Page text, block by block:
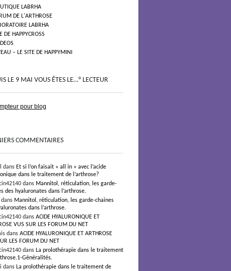
LABRHA
DE L'ARTHROSE
LABRHA
DE HAPPYCROSS
– LE SITE DE HAPPYMINI
LE 9 MAI VOUS ÊTES LE…° LECTEUR
COMMENTAIRES
dans Et si l’on faisait « all in » avec l’acide
dans le traitement de l’arthrose?
dans Mannitol, réticulation, les garde-
des hyaluronates dans l’arthrose.
Mannitol, réticulation, les garde-chaines
dans l’arthrose.
dans ACIDE HYALURONIQUE ET
VUS SUR LES FORUM DU NET
dans ACIDE HYALURONIQUE ET ARTHROSE
LES FORUM DU NET
dans La prolothérapie dans le traitement
Généralités.
dans La prolothérapie dans le traitement de